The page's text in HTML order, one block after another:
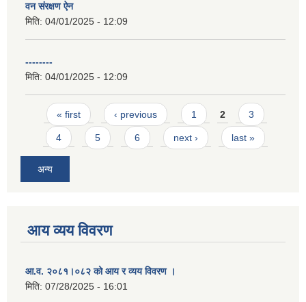
वन संरक्षण ऐन
मिति: 04/01/2025 - 12:09
--------
मिति: 04/01/2025 - 12:09
Pages
« first ‹ previous 1 2 3
4 5 6 next › last »
अन्य
आय व्यय विवरण
आ.व. २०८१।०८२ को आय र व्यय विवरण ।
मिति: 07/28/2025 - 16:01